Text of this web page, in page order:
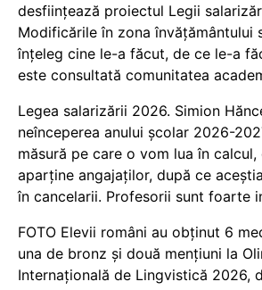
desființează proiectul Legii
Modificările în zona învățământului
înțeleg cine le-a făcut, de ce le-a
este consultată comunitatea
Legea salarizării 2026. Simion
neînceperea anului școlar 2026-
măsură pe care o vom lua în
aparține angajaților, după ce
în cancelarii. Profesorii sunt foarte
FOTO Elevii români au obținut 6
una de bronz și două mențiuni la
Internațională de Lingvistică 2026,